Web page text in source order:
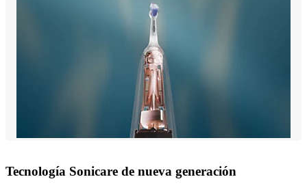
Tecnología Sonicare de nueva generación